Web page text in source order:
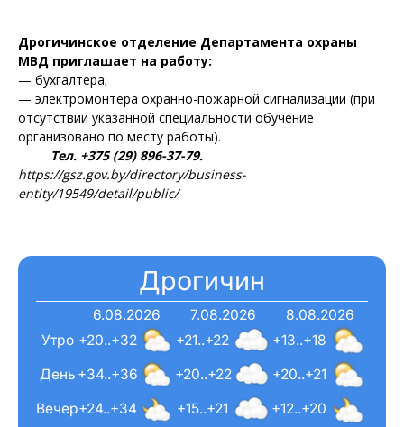
Дрогичинское отделение Департамента охраны
МВД приглашает на работу:
— бухгалтера;
— электромонтера охранно-пожарной сигнализации (при
отсутствии указанной специальности обучение
организовано по месту работы).
Тел. +375 (29) 896-37-79.
https://gsz.gov.by/directory/business-
entity/19549/detail/public/
Дрогичин
6.08.2026
+20..+32
+34..+36
+24..+34
7.08.2026
+21..+22
+20..+22
+15..+21
8.08.2026
+13..+18
+20..+21
+12..+20
Вечер
День
Утро